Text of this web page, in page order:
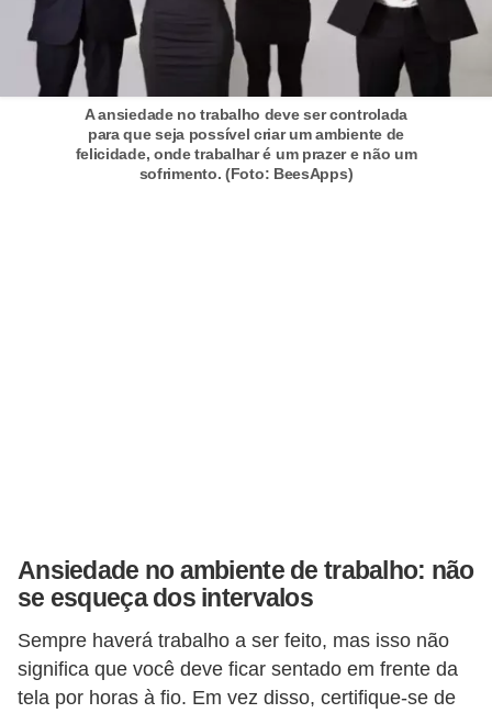
A ansiedade no trabalho deve ser controlada
para que seja possível criar um ambiente de
felicidade, onde trabalhar é um prazer e não um
sofrimento. (Foto: BeesApps)
Ansiedade no ambiente de trabalho: não
se esqueça dos intervalos
Sempre haverá trabalho a ser feito, mas isso não
significa que você deve ficar sentado em frente da
tela por horas à fio. Em vez disso, certifique-se de
r
M
o
t
i
v